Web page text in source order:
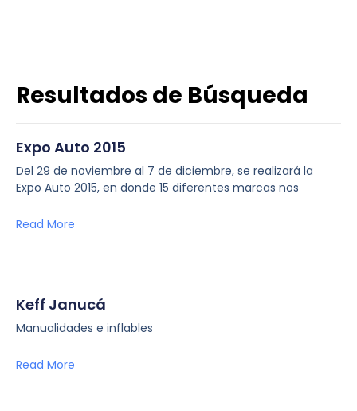
Resultados de Búsqueda
Expo Auto 2015
Del 29 de noviembre al 7 de diciembre, se realizará la
Expo Auto 2015, en donde 15 diferentes marcas nos
Read More
Keff Janucá
Manualidades e inflables
Read More